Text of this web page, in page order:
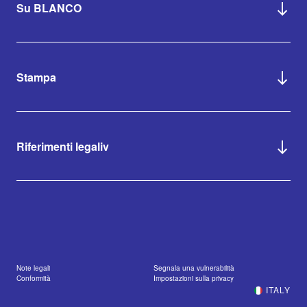
Su BLANCO
Stampa
Riferimenti legaliv
Note legali
Segnala una vulnerabilità
Conformità
Impostazioni sulla privacy
ITALY